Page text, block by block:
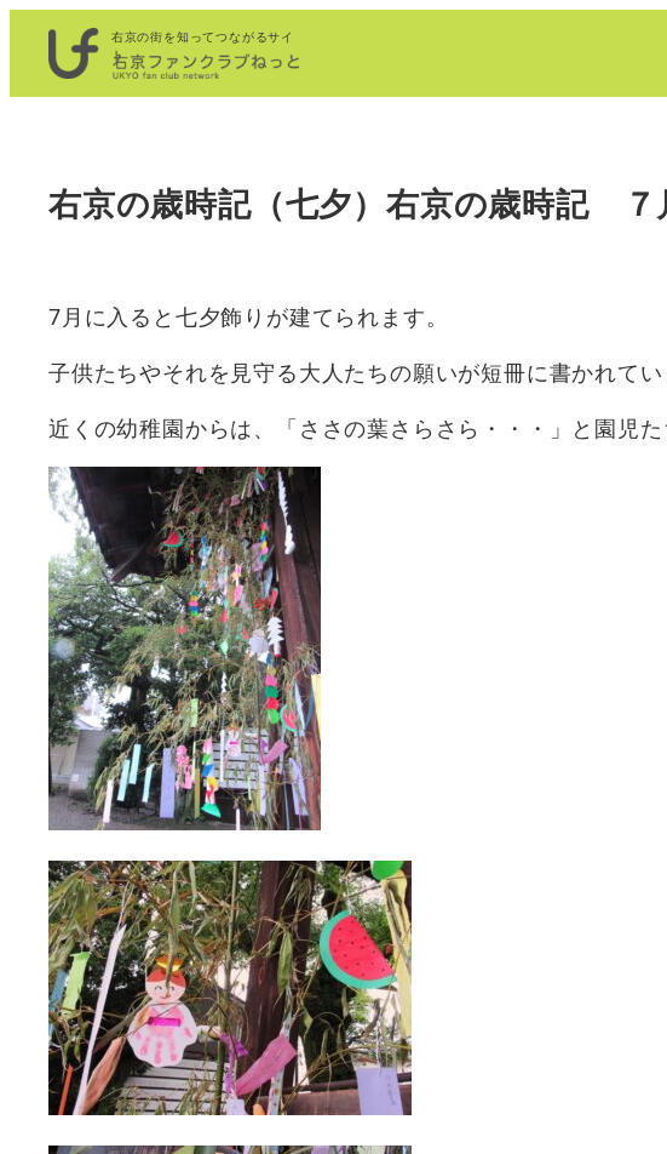
を
右京の街を知ってつながるサイ
ト
右京の歳時記（七夕）右京の歳時記 ７
7月に入ると七夕飾りが建てられます。
子供たちやそれを見守る大人たちの願いが短冊に書かれてい
近くの幼稚園からは、「ささの葉さらさら・・・」と園児た